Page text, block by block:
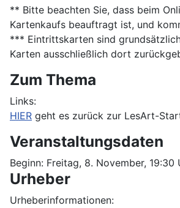
** Bitte beachten Sie, dass beim
Kartenkaufs beauftragt ist, und
*** Eintrittskarten sind
Karten ausschließlich dort
Zum Thema
Links:
HIER geht es zurück zur LesArt-
Veranstaltungsdaten
Beginn: Freitag, 8. November, 19:30
Urheber
Urheberinformationen: